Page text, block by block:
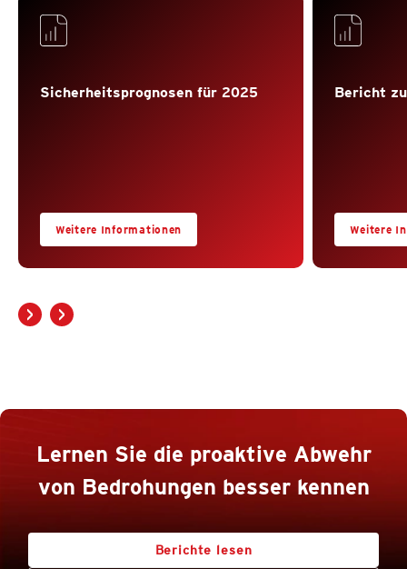
Sicherheitsprognosen für 2025
Weitere Informationen
Bericht
Weitere
Lernen Sie die proaktive Abwehr
von Bedrohungen besser kennen
Berichte lesen